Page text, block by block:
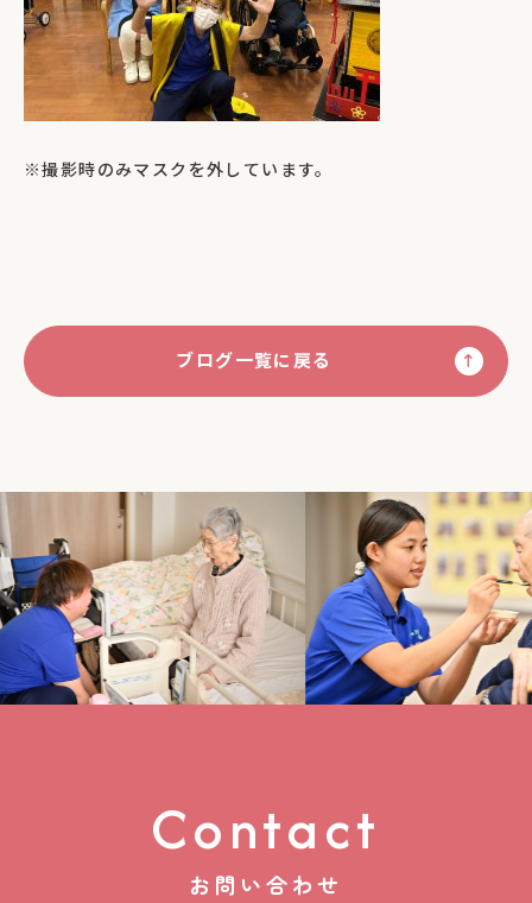
※撮影時のみマスクを外しています。
ブログ一覧に戻る
Contact
お問い合わせ